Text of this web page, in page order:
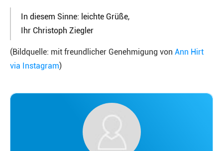
In diesem Sinne: leichte Grüße,
Ihr Christoph Ziegler
(Bildquelle: mit freundlicher Genehmigung von Ann Hirt
via Instagram)